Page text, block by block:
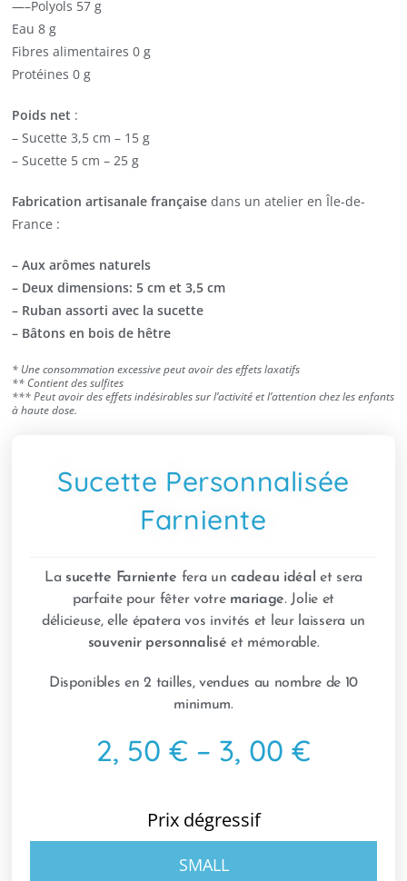
—–Polyols 57 g
Eau 8 g
Fibres alimentaires 0 g
Protéines 0 g
Poids net :
– Sucette 3,5 cm – 15 g
– Sucette 5 cm – 25 g
Fabrication artisanale française dans un atelier en Île-de-
France :
– Aux arômes naturels
– Deux dimensions: 5 cm et 3,5 cm
– Ruban assorti avec la sucette
– Bâtons en bois de hêtre
* Une consommation excessive peut avoir des effets laxatifs
** Contient des sulfites
*** Peut avoir des effets indésirables sur l’activité et l’attention chez les enfants
à haute dose.
Sucette Personnalisée
Farniente
La sucette Farniente fera uncadeau idéal et sera
parfaite pour fêter votre mariage. Jolie et
délicieuse, elle épatera vos invités et leur laissera un
souvenir personnalisé et mémorable.
Disponibles en 2 tailles, vendues au nombre de 10
minimum.
2, 50 € – 3, 00 €
Prix dégressif
SMALL